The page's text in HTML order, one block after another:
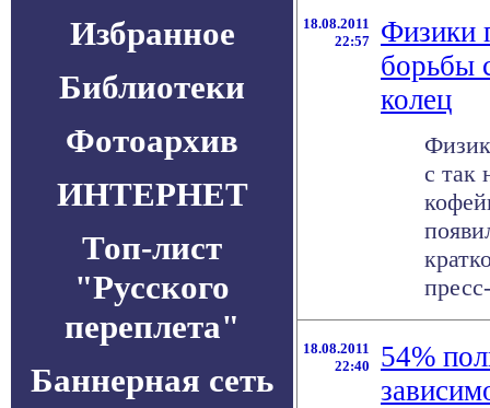
Избранное
Библиотеки
Фотоархив
ИНТЕРНЕТ
Топ-лист
"Русского
переплета"
Баннерная сеть
18.08.2011
22:57
Физики
борьбы
колец
с так
18.08.2011
22:40
54%